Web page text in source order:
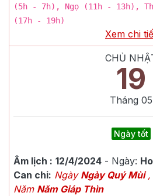
(5h - 7h), Ngọ (11h - 13h),
(17h - 19h)
Xem chi
CHỦ
19
Tháng 05
Ngày tốt
Âm lịch : 12/4/2024- Ngày:
Can chi: Ngày Ngày Quý Mùi,
Năm Năm Giáp Thìn